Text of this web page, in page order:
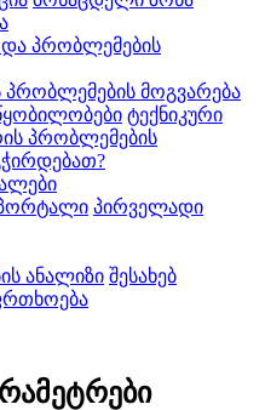
და პრობლემების
პრობლემების მოგვარება
ტექნიკური
პრობლემების
პირველადი
ანალიზი შესახებ